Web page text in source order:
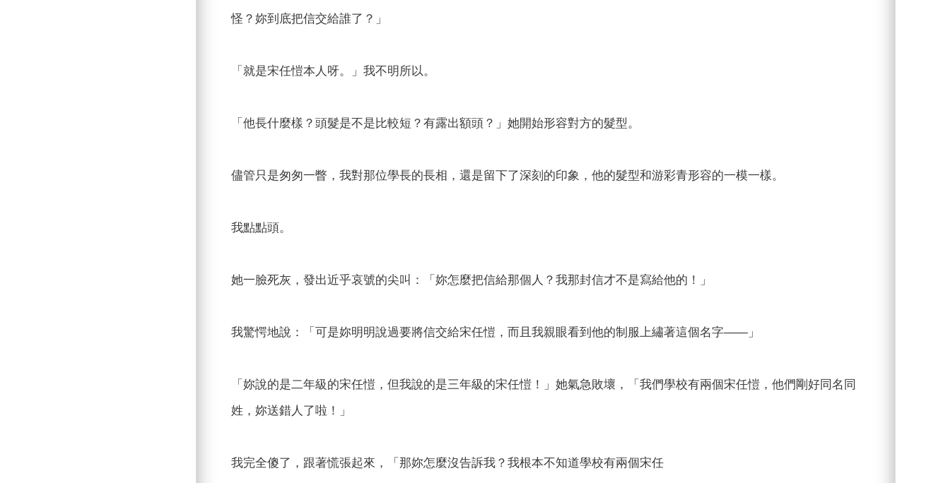
怪？妳到底把信交給誰了？」
「就是宋任愷本人呀。」我不明所以。
「他長什麼樣？頭髮是不是比較短？有露出額頭？」她開始形容對方的髮型。
儘管只是匆匆一瞥，我對那位學長的長相，還是留下了深刻的印象，他的髮型和游彩青形容的一模一樣。
我點點頭。
她一臉死灰，發出近乎哀號的尖叫：「妳怎麼把信給那個人？我那封信才不是寫給他的！」
我驚愕地說：「可是妳明明說過要將信交給宋任愷，而且我親眼看到他的制服上繡著這個名字——」
「妳說的是二年級的宋任愷，但我說的是三年級的宋任愷！」她氣急敗壞，「我們學校有兩個宋任愷，他們剛好同名同
姓，妳送錯人了啦！」
我完全傻了，跟著慌張起來，「那妳怎麼沒告訴我？我根本不知道學校有兩個宋任